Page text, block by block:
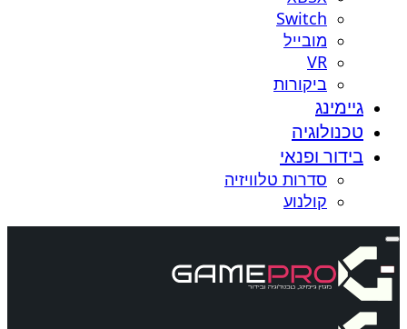
Switch
מובייל
VR
ביקורות
גיימינג
טכנולוגיה
בידור ופנאי
סדרות טלוויזיה
קולנוע